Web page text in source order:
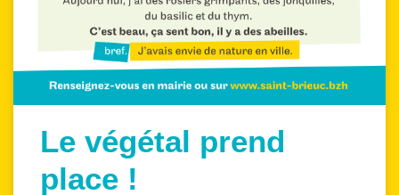
Le végétal prend
place !